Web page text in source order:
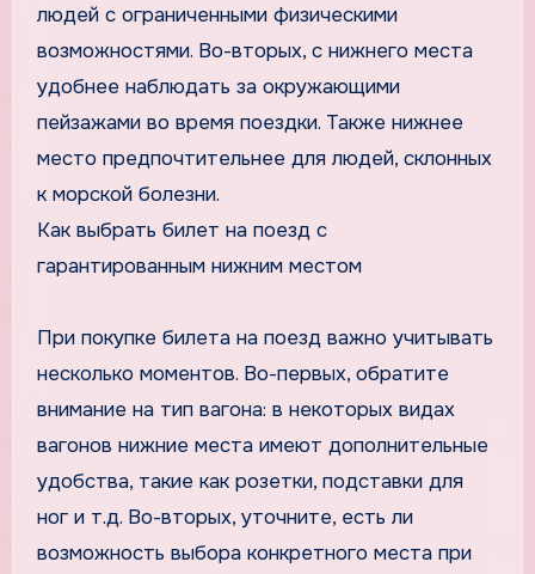
людей с ограниченными физическими
возможностями. Во-вторых, с нижнего места
удобнее наблюдать за окружающими
пейзажами во время поездки. Также нижнее
место предпочтительнее для людей, склонных
к морской болезни.
Как выбрать билет на поезд с
гарантированным нижним местом
При покупке билета на поезд важно учитывать
несколько моментов. Во-первых, обратите
внимание на тип вагона: в некоторых видах
вагонов нижние места имеют дополнительные
удобства, такие как розетки, подставки для
ног и т.д. Во-вторых, уточните, есть ли
возможность выбора конкретного места при